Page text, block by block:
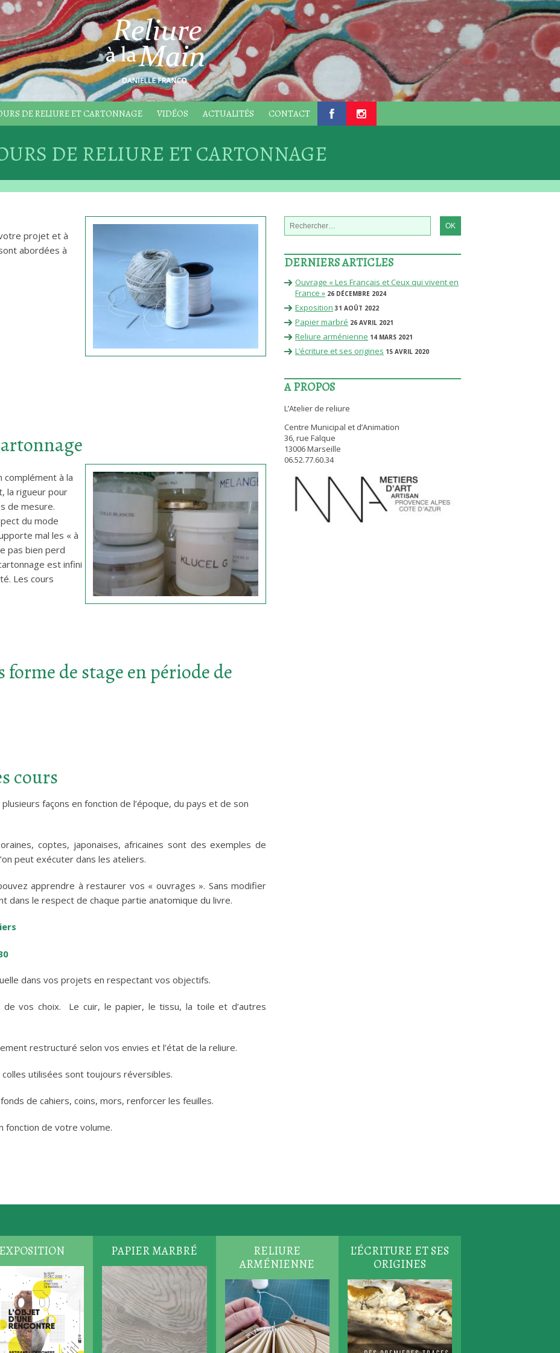
DE RELIURE ET CARTONNAGE VIDÉOS ACTUALITÉS CONTACT
DE RELIURE ET CARTONNAGE
projet et à
abordées à
complément à la
la rigueur pour
de mesure.
du mode
mal les « à
pas bien perd
est infini
Les cours
de stage en période de
cours
façons en fonction de l’époque, du pays et de son
coptes, japonaises, africaines sont des exemples de
peut exécuter dans les ateliers.
apprendre à restaurer vos « ouvrages ». Sans modifier
dans le respect de chaque partie anatomique du livre.
dans vos projets en respectant vos objectifs.
de vos choix. Le cuir, le papier, le tissu, la toile et d’autres
restructuré selon vos envies et l’état de la reliure.
colles utilisées sont toujours réversibles.
de cahiers, coins, mors, renforcer les feuilles.
fonction de votre volume.
DERNIERS ARTICLES
Ouvrage « Les Français et Ceux qui vivent en
France » 26 DÉCEMBRE 2024
Exposition 31 AOÛT 2022
Papier marbré 26 AVRIL 2021
Reliure arménienne 14 MARS 2021
L’écriture et ses origines 15 AVRIL 2020
A PROPOS
L’Atelier de reliure
Centre Municipal et d’Animation
36, rue Falque
13006 Marseille
06.52.77.60.34
EXPOSITION PAPIER MARBRÉ
RELIURE
ARMÉNIENNE
L’ÉCRITURE ET SES
ORIGINES